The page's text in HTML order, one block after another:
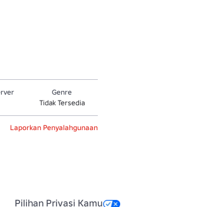
Genre
Tidak Tersedia
Laporkan Penyalahgunaan
Pilihan Privasi Kamu